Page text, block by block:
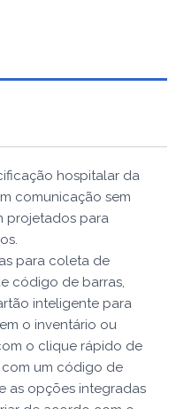
hospitalar da
comunicação sem
projetados para
para coleta de
código de barras,
inteligente para
o inventário ou
o clique rápido de
um código de
as opções integradas